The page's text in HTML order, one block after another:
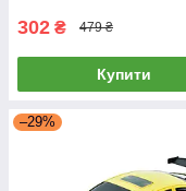
302 ₴ 479 ₴
Купити
–29%